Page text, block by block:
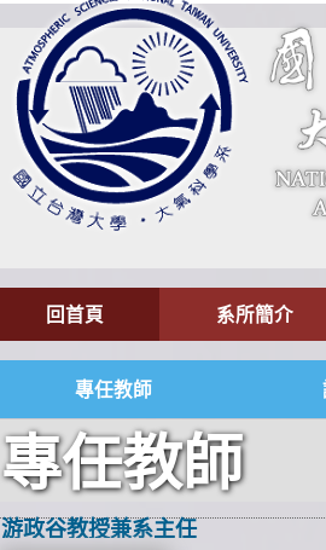
回首頁 系所簡介
專任教師
專任教師
游政谷教授兼系主任